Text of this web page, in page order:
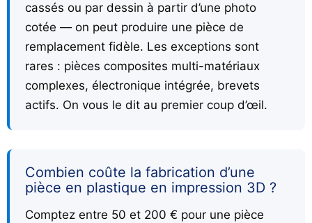
cassés ou par dessin à partir d’une photo
cotée — on peut produire une pièce de
remplacement fidèle. Les exceptions sont
rares : pièces composites multi-matériaux
complexes, électronique intégrée, brevets
actifs. On vous le dit au premier coup d’œil.
Combien coûte la fabrication d’une
pièce en plastique en impression 3D ?
Comptez entre 50 et 200 € pour une pièce